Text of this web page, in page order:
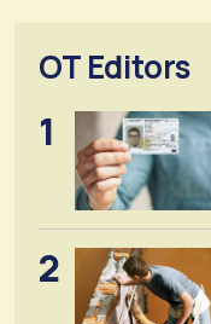
OT Editors
1
2